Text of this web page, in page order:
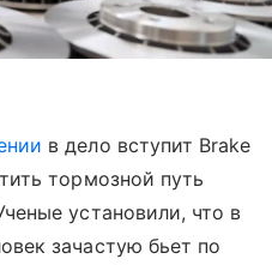
в дело вступит Brake
тормозной путь
установили, что в
зачастую бьет по